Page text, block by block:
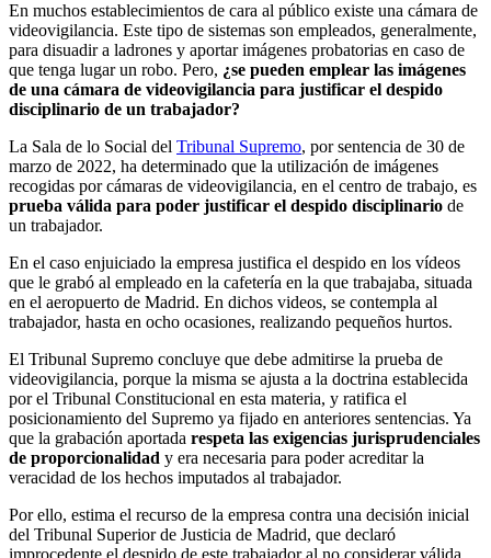
En muchos establecimientos de cara al público existe una cámara de
videovigilancia. Este tipo de sistemas son empleados, generalmente,
para disuadir a ladrones y aportar imágenes probatorias en caso de
que tenga lugar un robo. Pero, ¿se pueden emplear las imágenes
de una cámara de videovigilancia para justificar el despido
disciplinario de un trabajador?
La Sala de lo Social del Tribunal Supremo, por sentencia de 30 de
marzo de 2022, ha determinado que la utilización de imágenes
recogidas por cámaras de videovigilancia, en el centro de trabajo, es
prueba válida para poder justificar el despido disciplinario de
un trabajador.
En el caso enjuiciado la empresa justifica el despido en los vídeos
que le grabó al empleado en la cafetería en la que trabajaba, situada
en el aeropuerto de Madrid. En dichos videos, se contempla al
trabajador, hasta en ocho ocasiones, realizando pequeños hurtos.
El Tribunal Supremo concluye que debe admitirse la prueba de
videovigilancia, porque la misma se ajusta a la doctrina establecida
por el Tribunal Constitucional en esta materia, y ratifica el
posicionamiento del Supremo ya fijado en anteriores sentencias. Ya
que la grabación aportada respeta las exigencias jurisprudenciales
de proporcionalidad y era necesaria para poder acreditar la
veracidad de los hechos imputados al trabajador.
Por ello, estima el recurso de la empresa contra una decisión inicial
del Tribunal Superior de Justicia de Madrid, que declaró